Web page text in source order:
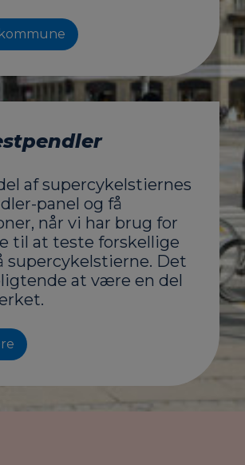
af supercykelstiernes
panel og få
når vi har brug for
til at teste forskellige
supercykelstierne. Det
at være en del